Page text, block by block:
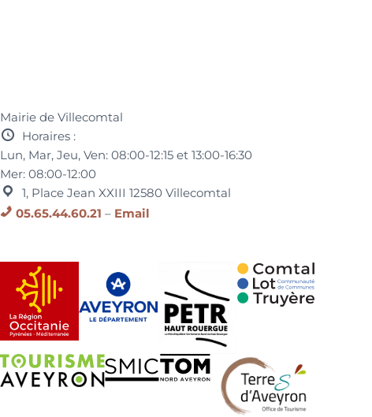
Mairie de Villecomtal
Horaires :
Lun, Mar, Jeu, Ven: 08:00-12:15 et 13:00-16:30
Mer: 08:00-12:00
1, Place Jean XXIII 12580 Villecomtal
05.65.44.60.21 – Email